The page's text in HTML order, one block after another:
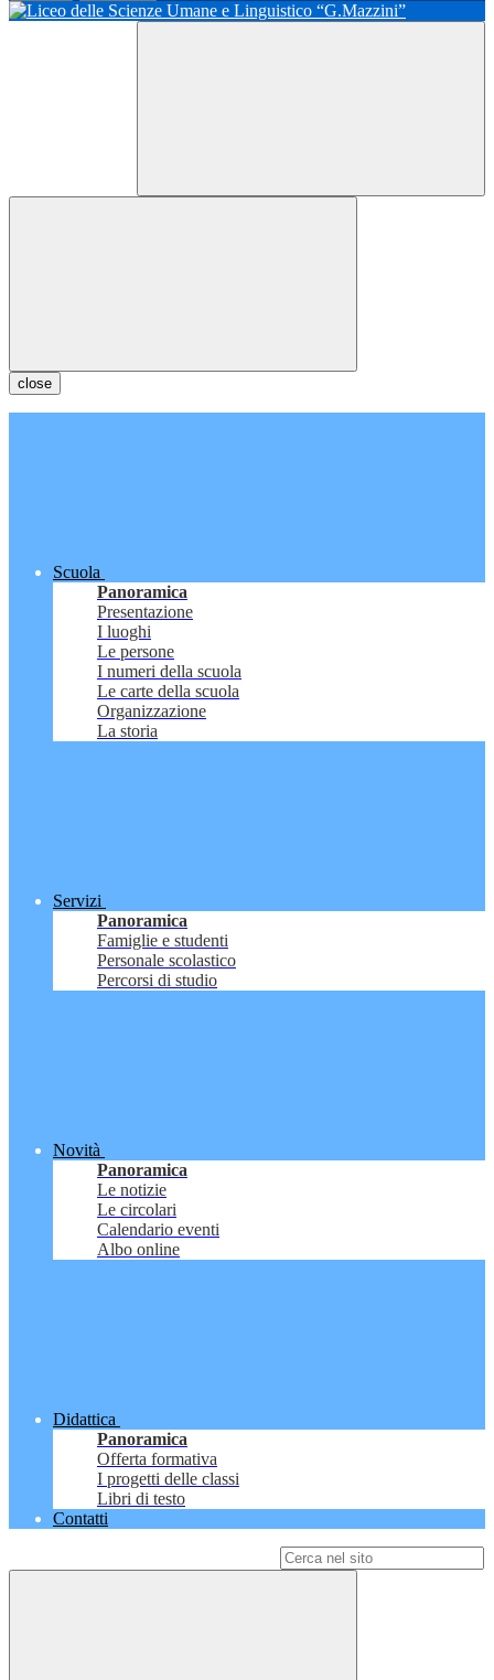
close
Scuola
Panoramica
Presentazione
I luoghi
Le persone
I numeri della scuola
Le carte della scuola
Organizzazione
La storia
Servizi
Panoramica
Famiglie e studenti
Personale scolastico
Percorsi di studio
Novità
Panoramica
Le notizie
Le circolari
Calendario eventi
Albo online
Didattica
Panoramica
Offerta formativa
I progetti delle classi
Libri di testo
Contatti